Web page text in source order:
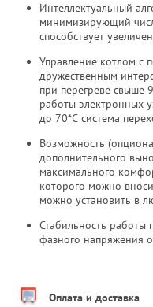
Интеллектуальный
минимизирующий
способствует
Управление котлом с
дружественным
при перегреве свыше
работы электронных
до 70*С система
Возможность
дополнительного
максимального
которого можно
можно установить в
Стабильность работы
фазного напряжения
Оплата и доставка